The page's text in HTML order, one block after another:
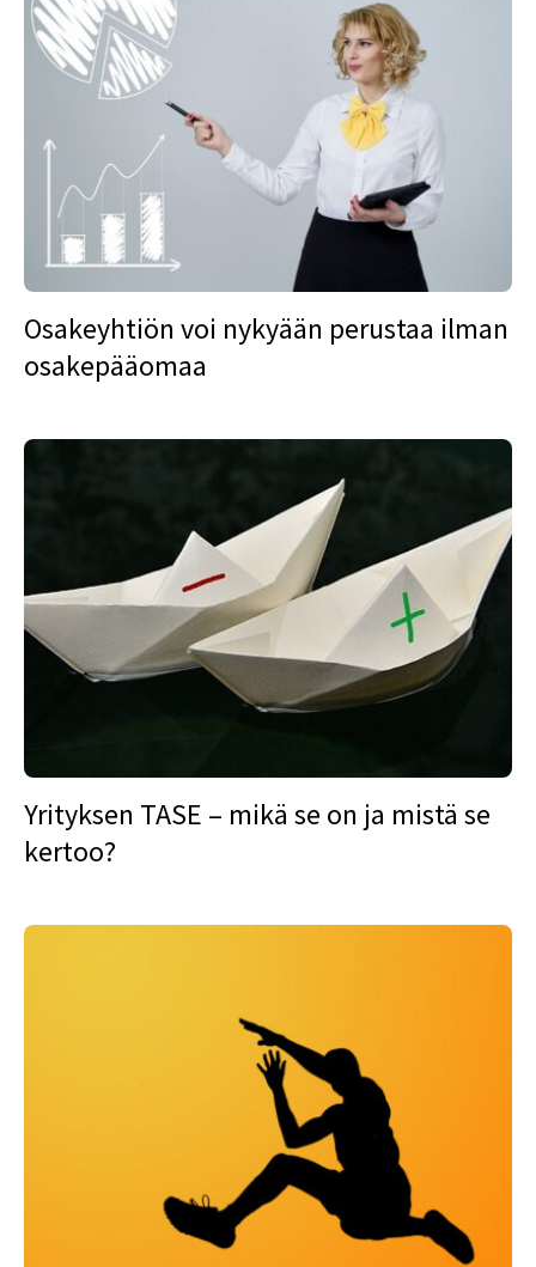
Osakeyhtiön voi nykyään perustaa ilman
osakepääomaa
Yrityksen TASE – mikä se on ja mistä se
kertoo?